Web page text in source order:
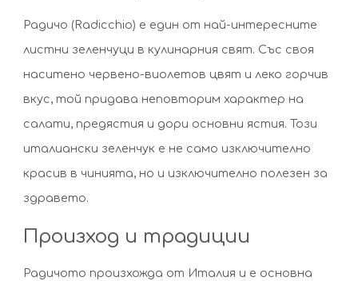
Радичо (Radicchio) е един от най-интересните
листни зеленчуци в кулинарния свят. Със своя
наситено червено-виолетов цвят и леко горчив
вкус, той придава неповторим характер на
салати, предястия и дори основни ястия. Този
италиански зеленчук е не само изключително
красив в чинията, но и изключително полезен за
здравето.
Произход и традиции
Радичото произхожда от Италия и е основна